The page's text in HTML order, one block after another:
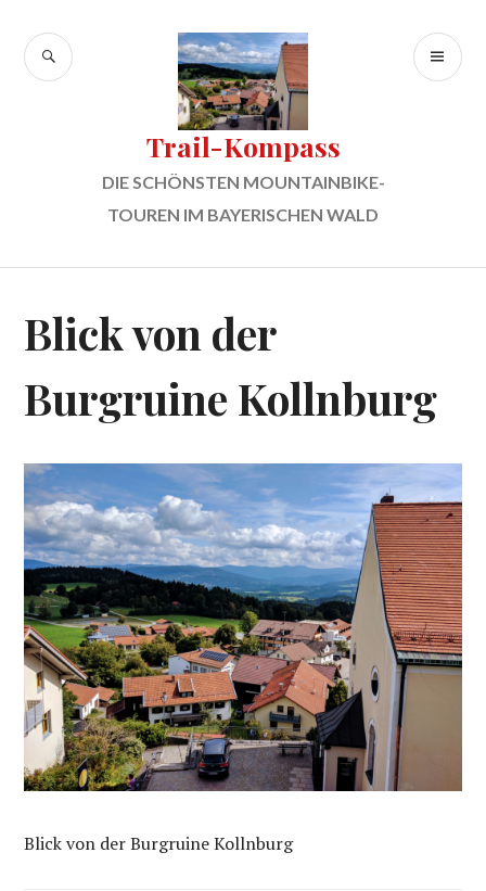
Inhalt
springen
Trail-Kompass
DIE SCHÖNSTEN MOUNTAINBIKE-
TOUREN IM BAYERISCHEN WALD
SUCHE
Blick von der
Burgruine Kollnburg
Blick von der Burgruine Kollnburg